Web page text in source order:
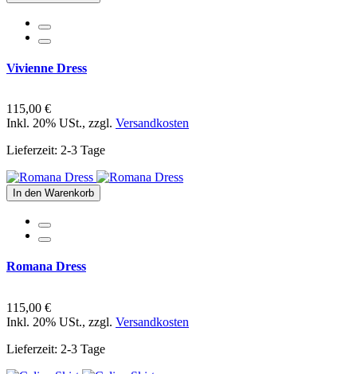
Vivienne Dress
115,00 €
Inkl. 20% USt., zzgl. Versandkosten
Lieferzeit: 2-3 Tage
In den Warenkorb
Romana Dress
115,00 €
Inkl. 20% USt., zzgl. Versandkosten
Lieferzeit: 2-3 Tage